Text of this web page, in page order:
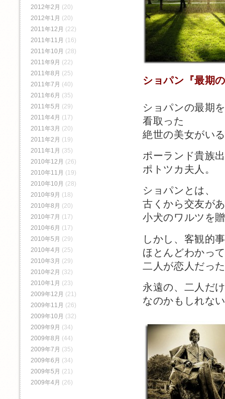
ショパン『最期
ショパンの最期
看取った
絶世の美女がい
ポーランド貴族
ポトツカ夫人。
ショパンとは、
古くから交友が
小犬のワルツを
しかし、客観的
ほとんどわかっ
二人が恋人だっ
永遠の、二人だ
なのかもしれな
2012年2月 (20)
2012年1月 (20)
2011年12月 (22)
2011年11月 (16)
2011年10月 (28)
2011年9月 (22)
2011年8月 (25)
2011年7月 (40)
2011年6月 (35)
2011年5月 (29)
2011年4月 (17)
2011年3月 (20)
2011年2月 (19)
2011年1月 (35)
2010年12月 (26)
2010年11月 (19)
2010年10月 (28)
2010年9月 (18)
2010年8月 (20)
2010年7月 (17)
2010年6月 (17)
2010年5月 (29)
2010年4月 (25)
2010年3月 (29)
2010年2月 (32)
2010年1月 (23)
2009年12月 (21)
2009年11月 (26)
2009年10月 (32)
2009年9月 (34)
2009年8月 (44)
2009年7月 (35)
2009年6月 (34)
2009年5月 (21)
2009年4月 (26)